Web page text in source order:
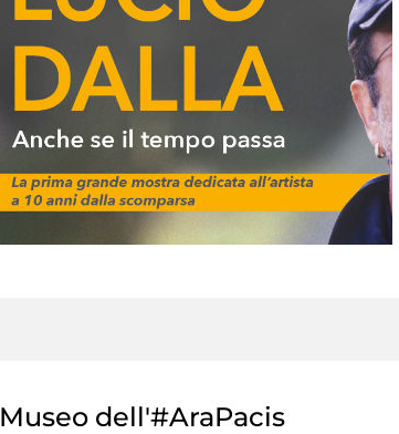
Museo dell'#AraPacis